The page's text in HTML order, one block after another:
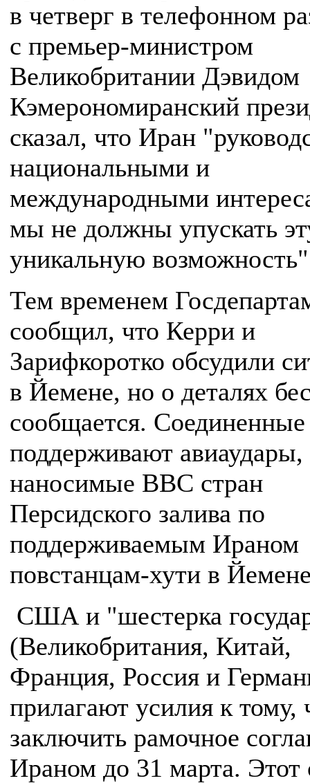
в четверг в телефонном
с премьер-министром
Великобритании Дэвидом
Кэмерономиранский
сказал, что Иран
национальными и
международными
мы не должны упускать
уникальную
Тем временем
сообщил, что Керри и
Зарифкоротко обсудили
в Йемене, но о деталях
сообщается.
поддерживают авиаудары,
наносимые ВВС стран
Персидского залива по
поддерживаемым Ираном
повстанцам-хути в
США и "шестерка
(Великобритания, Китай,
Франция, Россия и
прилагают усилия к тому,
заключить рамочное
Ираном до 31 марта. Этот